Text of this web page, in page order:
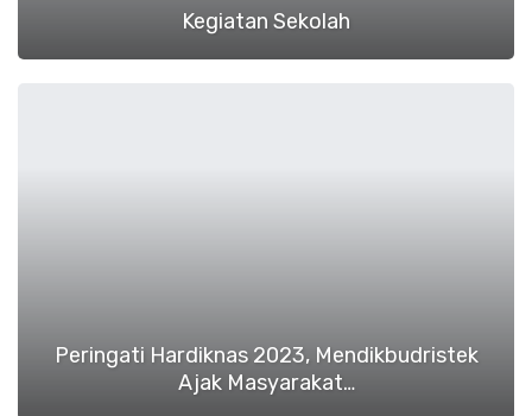
Kegiatan Sekolah
Peringati Hardiknas 2023, Mendikbudristek
Ajak Masyarakat…